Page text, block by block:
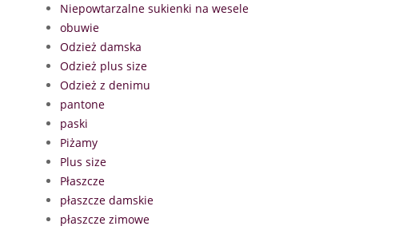
Niepowtarzalne sukienki na wesele
obuwie
Odzież damska
Odzież plus size
Odzież z denimu
pantone
paski
Piżamy
Plus size
Płaszcze
płaszcze damskie
płaszcze zimowe